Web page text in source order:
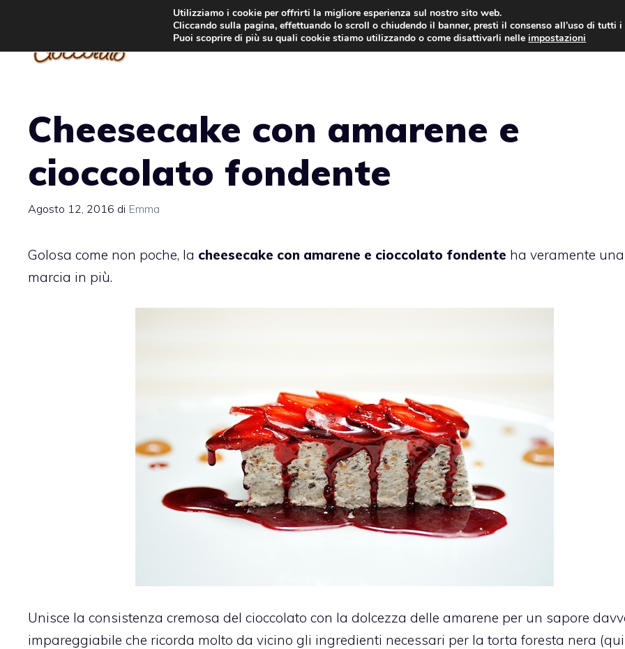
contenuto
TORTE AL CIOCCOLATO TORTE CLASSICHE
Cheesecake con amarene e
cioccolato fondente
Agosto 12, 2016 di Emma
Golosa come non poche, la cheesecake con amarene e cioccolato fondente ha veramente una
marcia in più.
Unisce la consistenza cremosa del cioccolato con la dolcezza delle amarene per un sapore
impareggiabile che ricorda molto da vicino gli ingredienti necessari per la torta foresta nera
Utilizziamo i cookie per offrirti la migliore esperienza sul nostro sito web.
Cliccando sulla pagina, effettuando lo scroll o chiudendo il banner, presti il consenso all’uso di tutti
Puoi scoprire di più su quali cookie stiamo utilizzando o come disattivarli nelleimpostazioni